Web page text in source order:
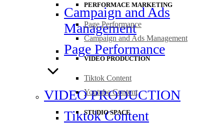
PERFORMACE MARKETING
Page Performance
Campaign and Ads Management
VIDEO PRODUCTION
Tiktok Content
Youtube Content
STUDIO SPACE
Campaign and Ads
Management
Page Performance
VIDEO PRODUCTION
Tiktok Content